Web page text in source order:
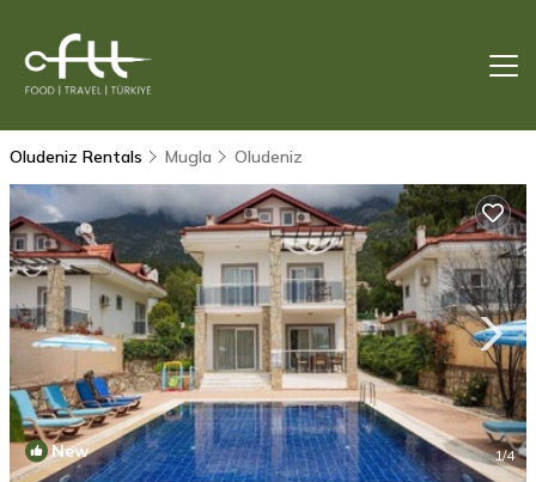
Oludeniz Rentals Mugla Oludeniz
New 1/4